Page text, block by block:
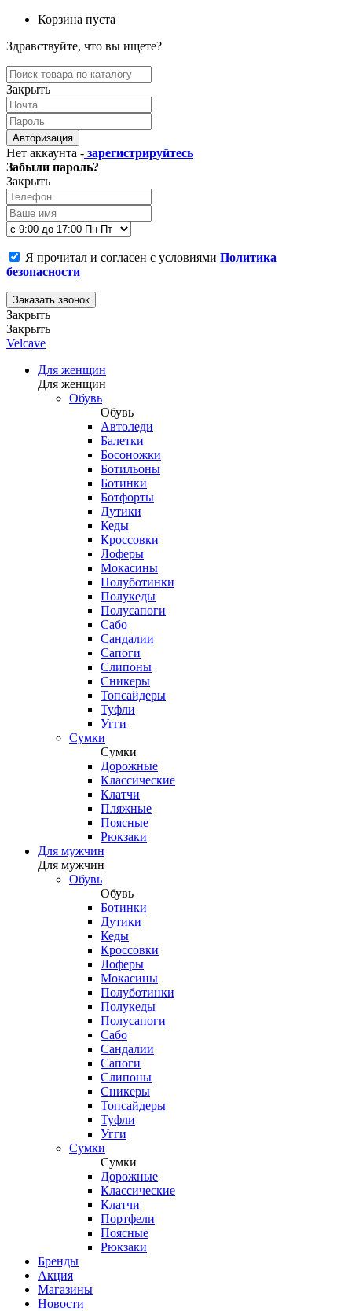
Корзина пуста
Здравствуйте, что вы ищете?
Закрыть
Авторизация
Нет аккаунта - зарегистрируйтесь
Забыли пароль?
Закрыть
Я прочитал и согласен с условиями Политика
безопасности
Заказать звонок
Закрыть
Закрыть
Velcave
Для женщин
Для женщин
Обувь
Обувь
Автоледи
Балетки
Босоножки
Ботильоны
Ботинки
Ботфорты
Дутики
Кеды
Кроссовки
Лоферы
Мокасины
Полуботинки
Полукеды
Полусапоги
Сабо
Сандалии
Сапоги
Слипоны
Сникеры
Топсайдеры
Туфли
Угги
Сумки
Сумки
Дорожные
Классические
Клатчи
Пляжные
Поясные
Рюкзаки
Для мужчин
Для мужчин
Обувь
Обувь
Ботинки
Дутики
Кеды
Кроссовки
Лоферы
Мокасины
Полуботинки
Полукеды
Полусапоги
Сабо
Сандалии
Сапоги
Слипоны
Сникеры
Топсайдеры
Туфли
Угги
Сумки
Сумки
Дорожные
Классические
Клатчи
Портфели
Поясные
Рюкзаки
Бренды
Акция
Магазины
Новости